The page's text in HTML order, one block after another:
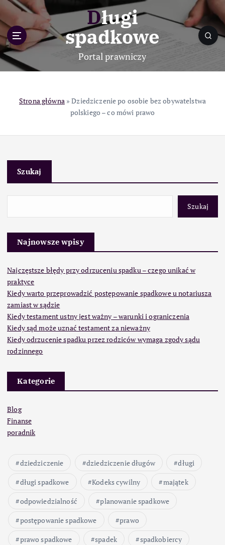
p
o
c
Długi
spadkowe
Portal prawniczy
Strona główna»Dziedziczenie po osobie bez obywatelstwa
polskiego – co mówi prawo
Szukaj
Szukaj
Najnowsze wpisy
Najczęstsze błędy przy odrzuceniu spadku – czego unikać w
praktyce
Kiedy warto przeprowadzić postępowanie spadkowe u notariusza
zamiast w sądzie
Kiedy testament ustny jest ważny – warunki i ograniczenia
Kiedy sąd może uznać testament za nieważny
Kiedy odrzucenie spadku przez rodziców wymaga zgody sądu
rodzinnego
Kategorie
Blog
Finanse
poradnik
dziedziczenie dziedziczenie długów
długi
długi spadkowe
Kodeks cywilny
majątek
odpowiedzialność
planowanie spadkowe
postępowanie spadkowe
prawo
prawo spadkowe
spadek
spadkobiercy